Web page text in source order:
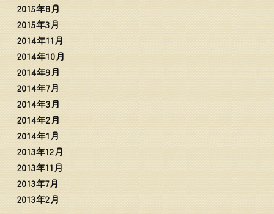
2015年8月
2015年3月
2014年11月
2014年10月
2014年9月
2014年7月
2014年3月
2014年2月
2014年1月
2013年12月
2013年11月
2013年7月
2013年2月